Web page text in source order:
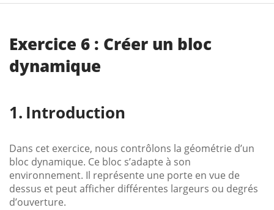
Exercice 6 : Créer un bloc
dynamique
Introduction
Dans cet exercice, nous contrôlons la géométrie d’un
bloc dynamique. Ce bloc s’adapte à son
environnement. Il représente une porte en vue de
dessus et peut afficher différentes largeurs ou degrés
d’ouverture.